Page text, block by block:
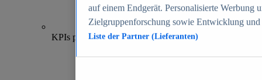
70+
KPIs pro Shop
auf einem Endgerät. Personalisierte Werbung
Zielgruppenforschung sowie Entwicklung
Liste der Partner (Lieferanten)